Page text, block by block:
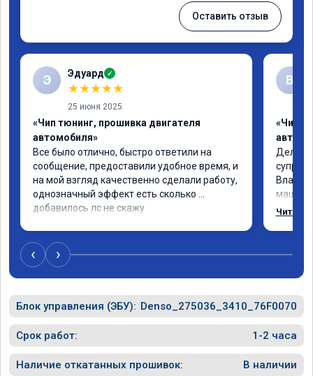
Оставить отзыв
Э Эдуард ✓
★★★★★
25 июня 2025
«Чип тюнинг, прошивка двигателя
автомобиля»
Все было отлично, быстро ответили на
сообщение, предоставили удобное время, и
на мой взгляд качественно сделали работу,
однозначный эффект есть сколько
добавилось лс не скажу
В
«Чип
Делал
машина
Читать
‹ ›
Блок управления (ЭБУ): Denso_275036_3410_76F0070
Срок работ: 1-2 часа
Наличие откатанных прошивок: В наличии